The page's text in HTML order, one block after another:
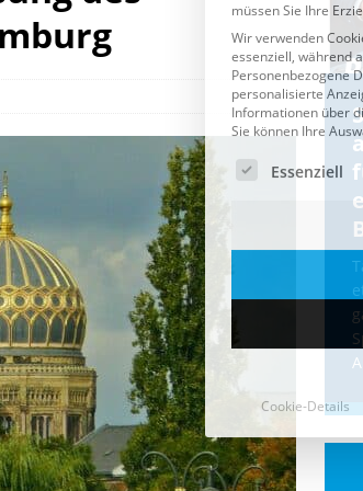
CDU & Ampel wollen nach
Wahl wieder Afghanen
einfliegen: Zeit für ein
Bundesregierung und die CDU
die Wähler für dumm! Weil die
wegen der von Afghanen
Anschläge kippte, wurden die
vor der
[...]
Cookie-Details